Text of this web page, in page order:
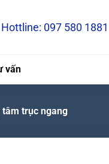
097 580 1881
vấn
tâm trục ngang